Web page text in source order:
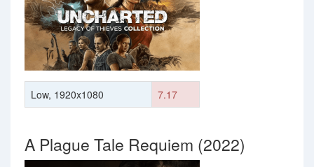
Low, 1920x1080 7.17
A Plague Tale Requiem (2022)